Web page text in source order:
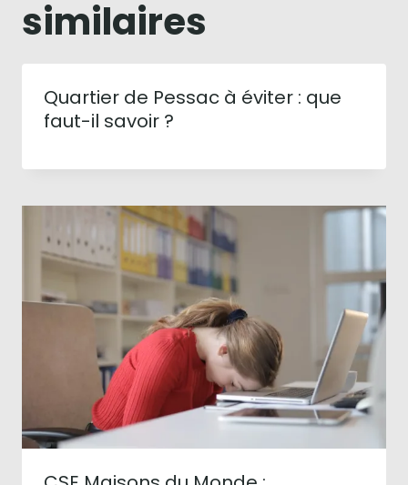
similaires
Quartier de Pessac à éviter : que
faut-il savoir ?